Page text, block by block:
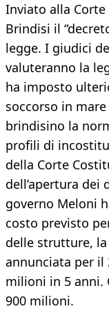
Inviato alla
Brindisi il
legge. I giudici
valuteranno la
ha imposto
soccorso in
brindisino la
profili di
della Corte
dell’apertura
governo Meloni
costo previsto
delle strutture,
annunciata per il
milioni in 5 anni.
900 milioni.